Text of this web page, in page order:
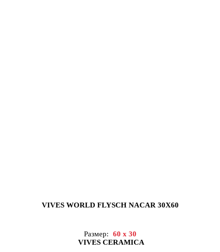
VIVES WORLD FLYSCH NACAR 30X60
Размер:
60 x 30
VIVES CERAMICA